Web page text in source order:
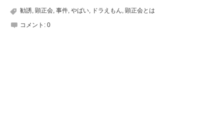
勧誘 顕正会 事件 やばい ドラえもん 顕正会とは
コメント: 0